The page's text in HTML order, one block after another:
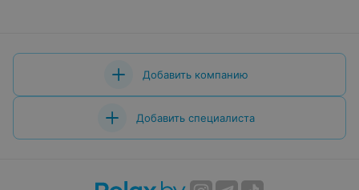
Добавить компанию
Добавить специалиста